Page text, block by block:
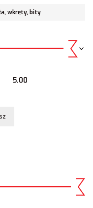
wkręty, bity
5.00